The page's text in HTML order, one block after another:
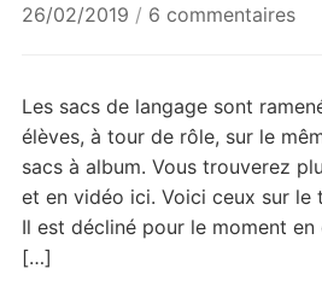
26/02/2019 / 6 commentairessur
Les sacs de langage sont
élèves, à tour de rôle, sur le
sacs à album. Vous trouverez
et en vidéo ici. Voici ceux sur le
Il est décliné pour le moment
[…]